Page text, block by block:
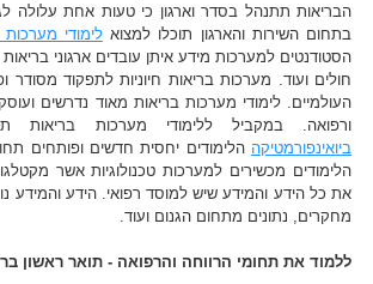
הבריאות תתנהל בסדר וארגון כי טעות אחת עלולה
בתחום השירות והארגון תוכלו למצואלימודי מערכות
הסטודנטים למערכות מידע איתן עובדים ארגוני בריאות
חולים ועוד. מערכות בריאות חיוניות לתפקוד מסודר
העולמיים. לימודי מערכות בריאות מאוד נדרשים
ורפואה. במקביל ללימודי מערכות בריאות
ביואינפורמטיקה הלימודים יחסית חדשים ופותחים
הלימודים מכשירים למערכות טכנולוגיות אשר
את כל הידע והמידע שיש למוסד רפואי. הידע והמידע
מחקרים, נתונים מתחום הגנום ועוד.
ללמוד את תחומי הרווחה והרפואה - תואר ראשון